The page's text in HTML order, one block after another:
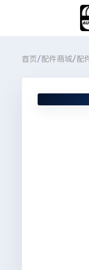
首页/配件商城/配